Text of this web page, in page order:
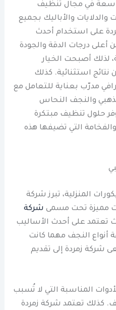
واسعة في مجال تنظيف
والدلايات والأباليك بجميع
على استخدام أحدث
أعلى درجات الدقة والجودة
أصبحت الخيار
نتائج استثنائية. كذلك
مدرّب بعناية للتعامل مع
والنجف النحاس
حلول تنظيف مبتكرة
التي تضيفها هذه
المنزلية، تبرز شركة
مميزة تحت مسمى شركة
تعتمد على أحدث الأساليب
أنواع النجف مهما كانت
شركة زمردة إلى تقديم
المناسبة التي لا تُسبب
كذلك تعتمد شركة زمردة